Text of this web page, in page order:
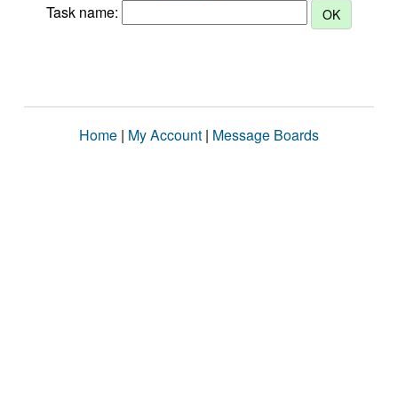
Task name:
Home | My Account | Message Boards